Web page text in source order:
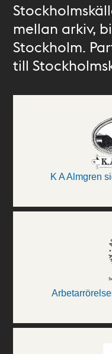
mellan arkiv,
Stockholm.
till
K A Almgren